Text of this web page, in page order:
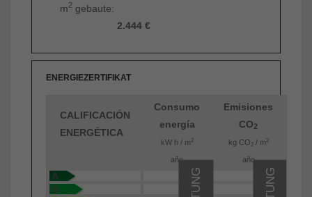
m2 gebaute:
2.444 €
ENERGIEZERTIFIKAT
CALIFICACIÓN
ENERGÉTICA
Consumo
energía
kW h / m 2
año
Emisiones
CO2
kg CO 2/ m 2
año
A
B